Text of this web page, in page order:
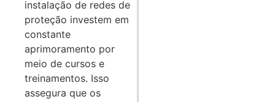
instalação de redes de
proteção investem em
constante
aprimoramento por
meio de cursos e
treinamentos. Isso
assegura que os